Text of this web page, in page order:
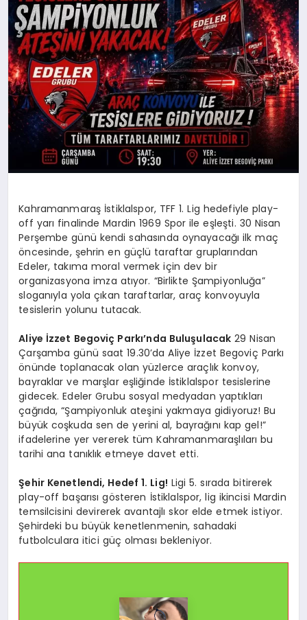
Kahramanmaraş İstiklalspor, TFF 1. Lig hedefiyle play-
off yarı finalinde Mardin 1969 Spor ile eşleşti. 30 Nisan
Perşembe günü kendi sahasında oynayacağı ilk maç
öncesinde, şehrin en güçlü taraftar gruplarından
Edeler, takıma moral vermek için dev bir
organizasyona imza atıyor. “Birlikte Şampiyonluğa”
sloganıyla yola çıkan taraftarlar, araç konvoyuyla
tesislerin yolunu tutacak.
Aliye İzzet Begoviç Parkı’nda Buluşulacak 29 Nisan
Çarşamba günü saat 19.30’da Aliye İzzet Begoviç Parkı
önünde toplanacak olan yüzlerce araçlık konvoy,
bayraklar ve marşlar eşliğinde İstiklalspor tesislerine
gidecek. Edeler Grubu sosyal medyadan yaptıkları
çağrıda, “Şampiyonluk ateşini yakmaya gidiyoruz! Bu
büyük coşkuda sen de yerini al, bayrağını kap gel!”
ifadelerine yer vererek tüm Kahramanmaraşlıları bu
tarihi ana tanıklık etmeye davet etti.
Şehir Kenetlendi, Hedef 1. Lig! Ligi 5. sırada bitirerek
play-off başarısı gösteren İstiklalspor, lig ikincisi Mardin
temsilcisini devirerek avantajlı skor elde etmek istiyor.
Şehirdeki bu büyük kenetlenmenin, sahadaki
futbolculara itici güç olması bekleniyor.